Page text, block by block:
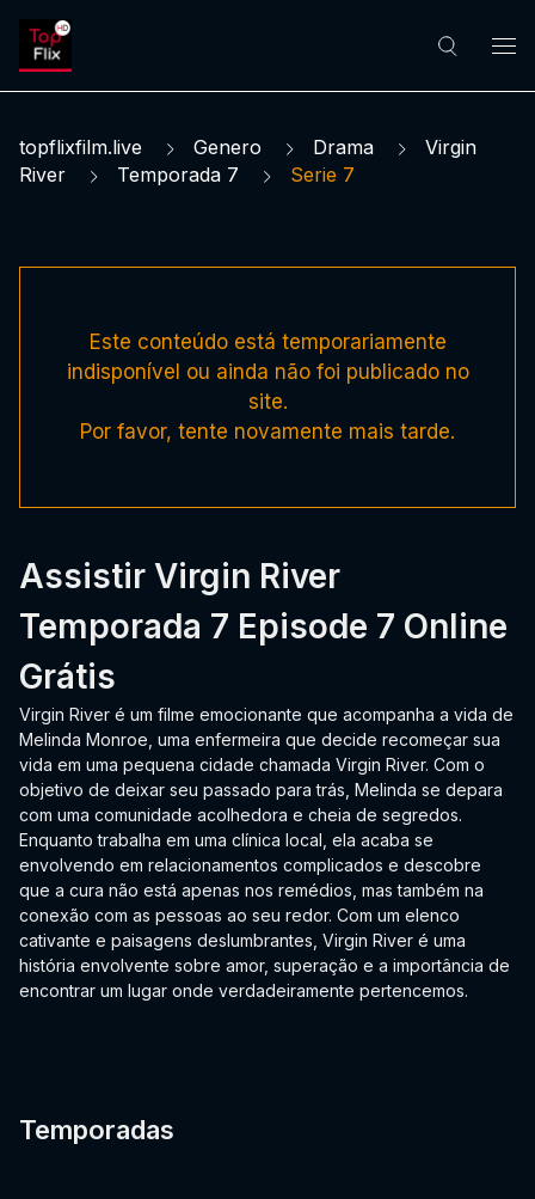
topflixfilm.live Genero Drama
Virgin
River
Temporada 7 Serie 7
Este conteúdo está temporariamente
indisponível ou ainda não foi publicado no
site.
Por favor, tente novamente mais tarde.
Assistir Virgin River
Temporada 7 Episode 7 Online
Grátis
Virgin River é um filme emocionante que acompanha a vida de
Melinda Monroe, uma enfermeira que decide recomeçar sua
vida em uma pequena cidade chamada Virgin River. Com o
objetivo de deixar seu passado para trás, Melinda se depara
com uma comunidade acolhedora e cheia de segredos.
Enquanto trabalha em uma clínica local, ela acaba se
envolvendo em relacionamentos complicados e descobre
que a cura não está apenas nos remédios, mas também na
conexão com as pessoas ao seu redor. Com um elenco
cativante e paisagens deslumbrantes, Virgin River é uma
história envolvente sobre amor, superação e a importância de
encontrar um lugar onde verdadeiramente pertencemos.
Temporadas